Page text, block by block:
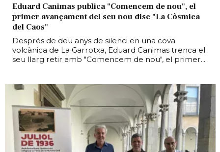
Eduard Canimas publica "Comencem de nou", el
primer avançament del seu nou disc "La Còsmica
del Caos"
Després de deu anys de silenci en una cova
volcànica de La Garrotxa, Eduard Canimas trenca el
seu llarg retir amb "Comencem de nou", el primer...